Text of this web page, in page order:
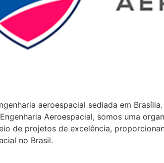
aeroespacial sediada em
Aeroespacial, somos uma
de projetos de excelência,
no Brasil.